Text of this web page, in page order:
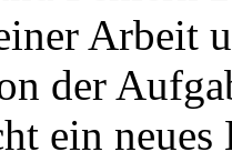
Arbeit
der
ein